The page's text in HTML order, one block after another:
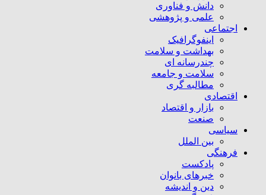
دانش و فناوری
علمی و پژوهشی
اجتماعی
اینفوگرافیک
بهداشت و سلامت
چندرسانه ای
سلامت و جامعه
مطالبه گری
اقتصادی
بازار و اقتصاد
صنعت
سیاسی
بین الملل
فرهنگی
پادکست
خبرهای بانوان
دین و اندیشه